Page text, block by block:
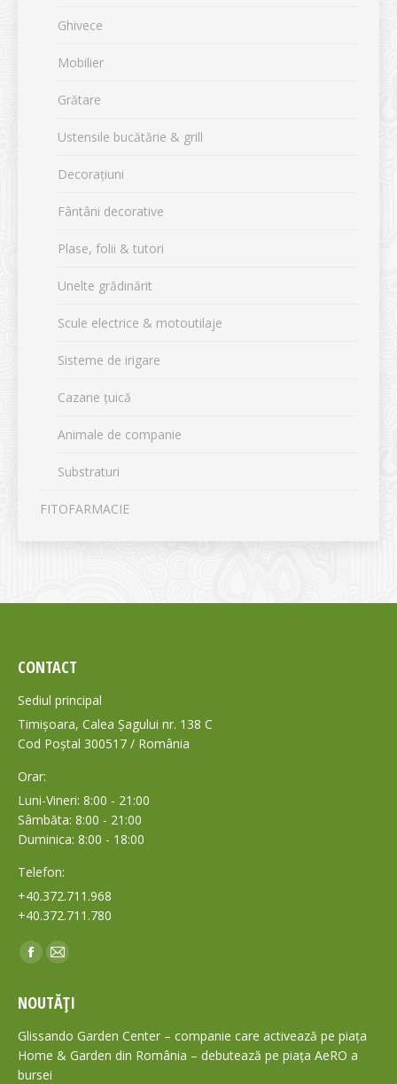
Ghivece
Mobilier
Grătare
Ustensile bucătărie & grill
Decorațiuni
Fântâni decorative
Plase, folii & tutori
Unelte grădinărit
Scule electrice & motoutilaje
Sisteme de irigare
Cazane țuică
Animale de companie
Substraturi
FITOFARMACIE
CONTACT
Sediul principal
Timișoara, Calea Șagului nr. 138 C
Cod Poștal 300517 / România
Orar:
Luni-Vineri: 8:00 - 21:00
Sâmbăta: 8:00 - 21:00
Duminica: 8:00 - 18:00
Telefon:
+40.372.711.968
+40.372.711.780
Find us on:
Facebook
opens
in
new
window
Mail
opens
in
new
NOUTĂȚI
Glissando Garden Center – companie care activează pe piața
Home & Garden din România – debutează pe piața AeRO a
bursei